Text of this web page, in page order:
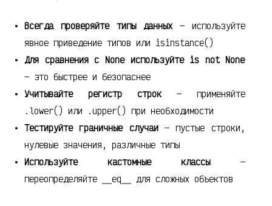
Всегда проверяйте типы данных— используйте
явное приведение типов или isinstance()
Для сравнения с None используйте is not None
— это быстрее и безопаснее
Учитывайте регистр строк— применяйте
.lower() или .upper() при необходимости
Тестируйте граничные случаи— пустые строки,
нулевые значения, различные типы
Используйте кастомные классы—
переопределяйте __eq__ для сложных объектов